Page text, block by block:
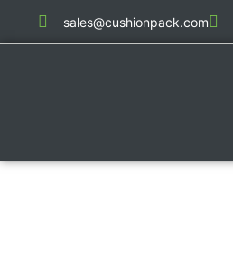
sales@cushionpack.com